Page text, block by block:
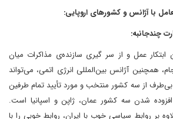
با آژانس و کشورهای اروپایی:
ابتکار عمل و از سر گیری سازنده‌ی مذاکرات میان
همچنین آژانس بین‌المللی انرژی اتمی، می‌تواند
از سه کشور منتخب و مورد تأیید تمام طرفین
افزوده شدن سه کشور عمان، ژاپن و اسپانیا است.
بر روابط سیاسی خوب با ایران، روابط خوبی را با